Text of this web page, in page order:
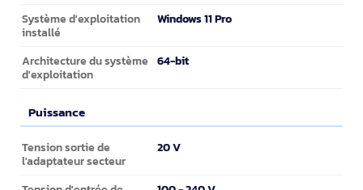
Système d'exploitation
installé
Windows 11 Pro
Architecture du système
d'exploitation
64-bit
Puissance
Puissance
Tension sortie de
l'adaptateur secteur
20 V